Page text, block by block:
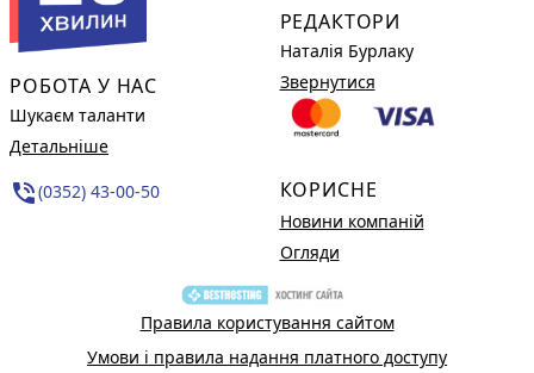
РОБОТА У НАС
Шукаєм таланти
Детальніше
phone_in_talk(0352) 43-00-50
РЕДАКТОРИ
Наталія Бурлаку
Звернутися
КОРИСНЕ
Новини компаній
Огляди
Правила користування сайтом
Умови і правила надання платного доступу